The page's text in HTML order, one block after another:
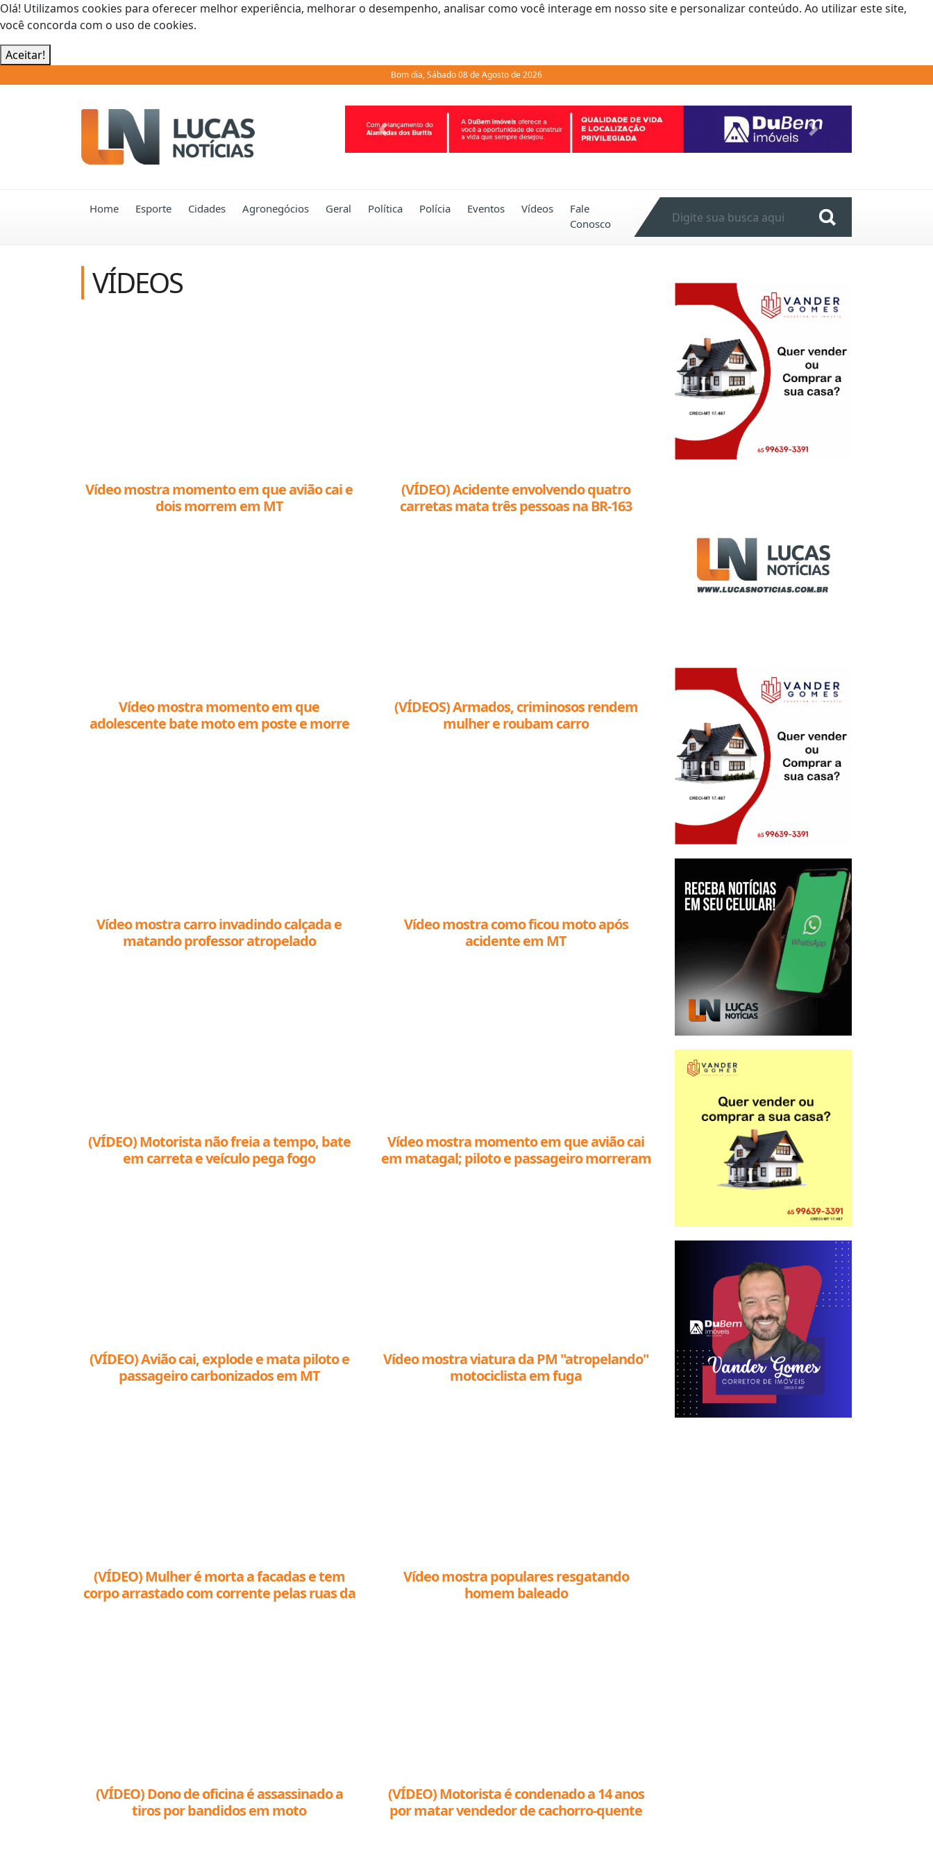
Olá! Utilizamos cookies para oferecer melhor experiência, melhorar o desempenho, analisar como você interage em nosso site e personalizar conteúdo. Ao utilizar este site,
você concorda com o uso de cookies.
Aceitar!
Bom dia, Sábado 08 de Agosto de 2026
Home Esporte Cidades Agronegócios Geral Política Polícia Eventos Vídeos
Fale
Conosco
VÍDEOS
Vídeo mostra momento em que avião cai e
dois morrem em MT
(VÍDEO) Acidente envolvendo quatro
carretas mata três pessoas na BR-163
Vídeo mostra momento em que
adolescente bate moto em poste e morre
(VÍDEOS) Armados, criminosos rendem
mulher e roubam carro
Vídeo mostra carro invadindo calçada e
matando professor atropelado
Vídeo mostra como ficou moto após
acidente em MT
(VÍDEO) Motorista não freia a tempo, bate
em carreta e veículo pega fogo
Vídeo mostra momento em que avião cai
em matagal; piloto e passageiro morreram
(VÍDEO) Avião cai, explode e mata piloto e
passageiro carbonizados em MT
Vídeo mostra viatura da PM "atropelando"
motociclista em fuga
(VÍDEO) Mulher é morta a facadas e tem
corpo arrastado com corrente pelas ruas da
Vídeo mostra populares resgatando
homem baleado
(VÍDEO) Dono de oficina é assassinado a
tiros por bandidos em moto
(VÍDEO) Motorista é condenado a 14 anos
por matar vendedor de cachorro-quente